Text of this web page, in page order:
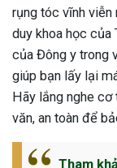
rụng tóc vĩnh
duy khoa học của
của Đông y trong
giúp bạn lấy lại
Hãy lắng nghe cơ
văn, an toàn để
Tham